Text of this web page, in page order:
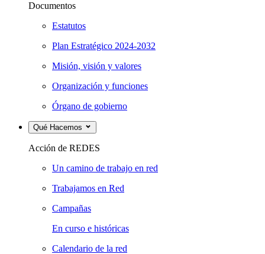
Documentos
Estatutos
Plan Estratégico 2024-2032
Misión, visión y valores
Organización y funciones
Órgano de gobierno
Qué Hacemos
Acción de REDES
Un camino de trabajo en red
Trabajamos en Red
Campañas
En curso e históricas
Calendario de la red